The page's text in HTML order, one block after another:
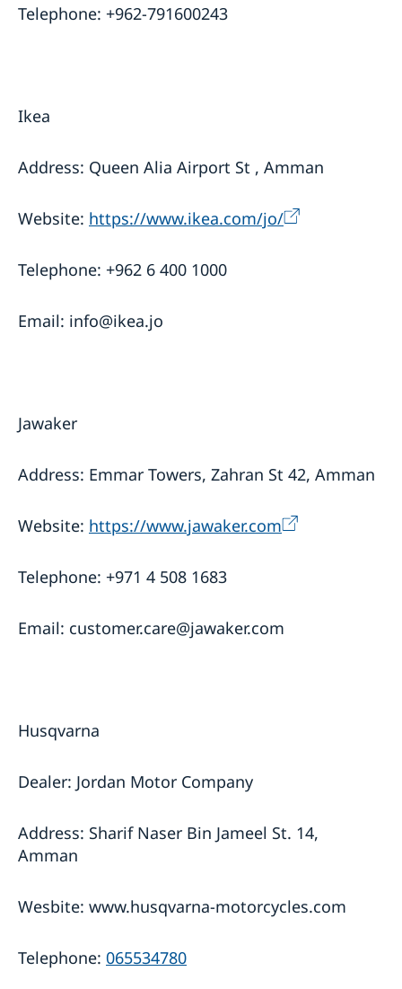
Telephone: +962-791600243
Ikea
Address: Queen Alia Airport St , Amman
Website: https://www.ikea.com/jo/
Telephone: +962 6 400 1000
Email: info@ikea.jo
Jawaker
Address: Emmar Towers, Zahran St 42, Amman
Website: https://www.jawaker.com
Telephone: +971 4 508 1683
Email: customer.care@jawaker.com
Husqvarna
Dealer: Jordan Motor Company
Address: Sharif Naser Bin Jameel St. 14,
Amman
Wesbite: www.husqvarna-motorcycles.com
Telephone: 065534780